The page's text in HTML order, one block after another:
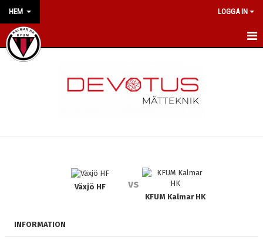
HEM LOGGA IN
HEM
Växjö HF vs
KFUM Kalmar HK
INFORMATION